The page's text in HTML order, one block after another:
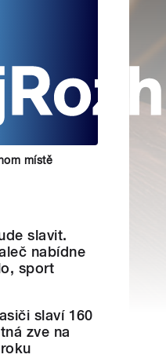
místě
slavit.
nabídne
sport
slaví 160
zve na